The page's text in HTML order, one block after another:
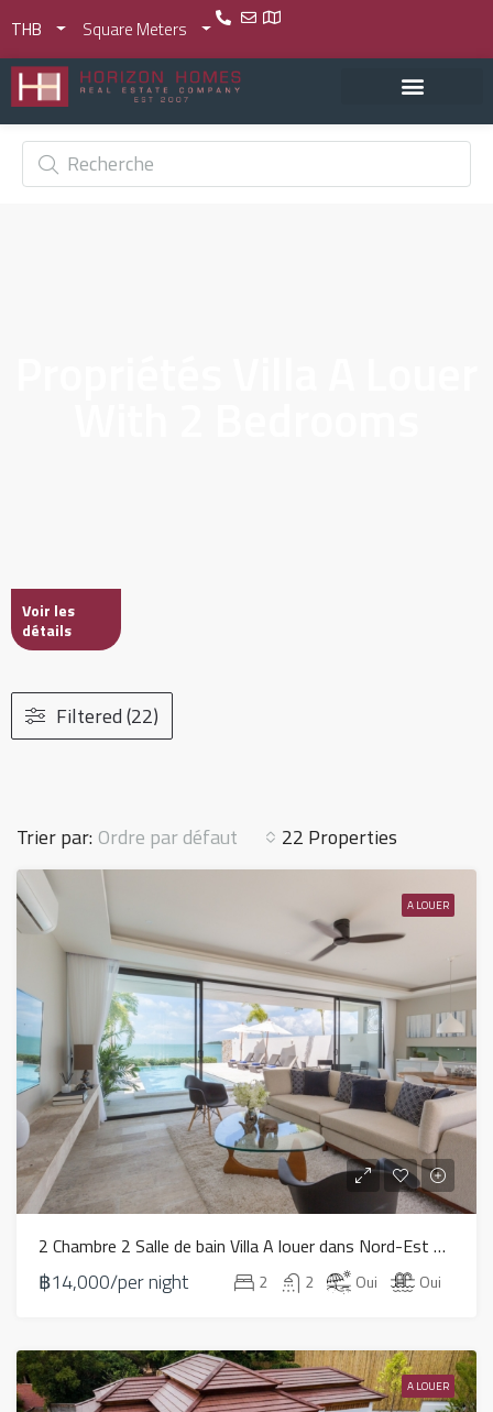
THB Square Meters
Voir les
détails
Filtered (22)
22 Properties
Trier par: Ordre par défaut
A LOUER
2 Chambre 2 Salle de bain Villa A louer dans Nord-Est – LV0044
฿14,000/per night 2 2 Oui Oui
A LOUER